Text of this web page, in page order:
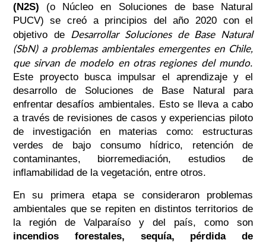
(N2S) (o Núcleo en Soluciones de base Natural
PUCV) se creó a principios del año 2020 con el
objetivo de Desarrollar Soluciones de Base Natural
(SbN) a problemas ambientales emergentes en Chile,
que sirvan de modelo en otras regiones del mundo.
Este proyecto busca impulsar el aprendizaje y el
desarrollo de Soluciones de Base Natural para
enfrentar desafíos ambientales. Esto se lleva a cabo
a través de revisiones de casos y experiencias piloto
de investigación en materias como: estructuras
verdes de bajo consumo hídrico, retención de
contaminantes, biorremediación, estudios de
inflamabilidad de la vegetación, entre otros.
En su primera etapa se consideraron problemas
ambientales que se repiten en distintos territorios de
la región de Valparaíso y del país, como son
incendios forestales, sequía, pérdida de